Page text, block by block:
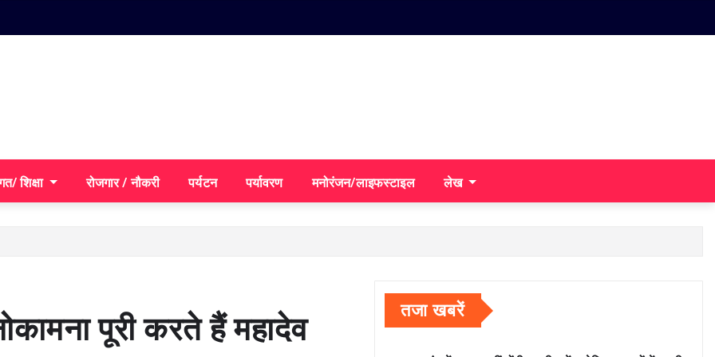
शिक्षा रोजगार / नौकरी पर्यटन पर्यावरण मनोरंजन/लाइफस्टाइल लेख
पूरी करते हैं महादेव तजा खबरें